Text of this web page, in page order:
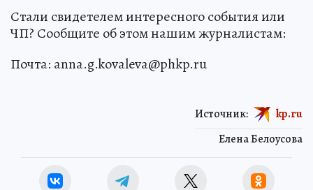
Стали свидетелем интересного события или
ЧП? Сообщите об этом нашим журналистам:
Почта: anna.g.kovaleva@phkp.ru
Елена Белоусова
Источник: kp.ru